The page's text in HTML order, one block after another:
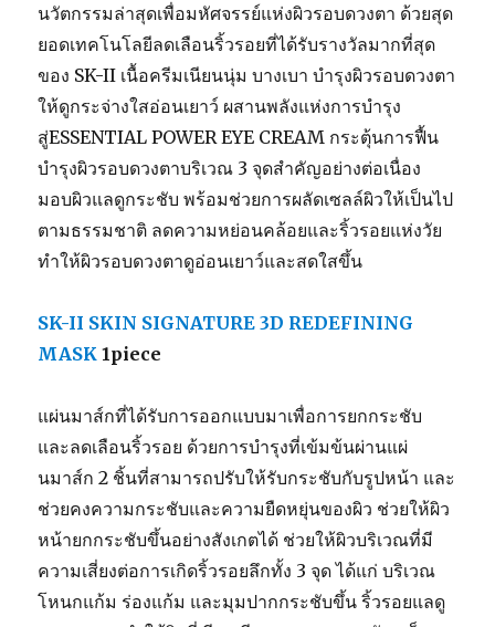
นวัตกรรมล่าสุดเพื่อมหัศจรรย์แห่งผิวรอบดวงตา ด้วยสุด
ยอดเทคโนโลยีลดเลือนริ้วรอยที่ได้รับรางวัลมากที่สุด
ของ SK-II เนื้อครีมเนียนนุ่ม บางเบา บำรุงผิวรอบดวงตา
ให้ดูกระจ่างใสอ่อนเยาว์ ผสานพลังแห่งการบำรุง
สู่ESSENTIAL POWER EYE CREAM กระตุ้นการฟื้น
บำรุงผิวรอบดวงตาบริเวณ 3 จุดสำคัญอย่างต่อเนื่อง
มอบผิวแลดูกระชับ พร้อมช่วยการผลัดเซลล์ผิวให้เป็นไป
ตามธรรมชาติ ลดความหย่อนคล้อยและริ้วรอยแห่งวัย
ทำให้ผิวรอบดวงตาดูอ่อนเยาว์และสดใสขึ้น
SK-II SKIN SIGNATURE 3D REDEFINING
MASK 1piece
แผ่นมาส์กที่ได้รับการออกแบบมาเพื่อการยกกระชับ
และลดเลือนริ้วรอย ด้วยการบำรุงที่เข้มข้นผ่านแผ่
นมาส์ก 2 ชิ้นที่สามารถปรับให้รับกระชับกับรูปหน้า และ
ช่วยคงความกระชับและความยืดหยุ่นของผิว ช่วยให้ผิว
หน้ายกกระชับขึ้นอย่างสังเกตได้ ช่วยให้ผิวบริเวณที่มี
ความเสี่ยงต่อการเกิดริ้วรอยลึกทั้ง 3 จุด ได้แก่ บริเวณ
โหนกแก้ม ร่องแก้ม และมุมปากกระชับขึ้น ริ้วรอยแลดู